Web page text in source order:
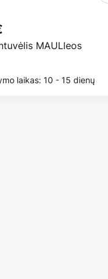
MAULleos
laikas: 10 - 15 dienų